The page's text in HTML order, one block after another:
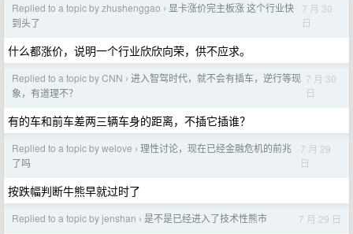
Replied to a topic by zhushenggao › 显卡涨价完主板涨 这个行业快
到头了
7 月 30
日
什么都涨价，说明一个行业欣欣向荣，供不应求。
Replied to a topic by CNN › 进入智驾时代，就不会有插车，逆行等现
象，有道理不？
7 月 30
日
有的车和前车差两三辆车身的距离，不插它插谁？
Replied to a topic by welove › 理性讨论，现在已经金融危机的前兆
了吗
7 月 29
日
按跌幅判断牛熊早就过时了
Replied to a topic by jenshan › 是不是已经进入了技术性熊市 7 月 29 日